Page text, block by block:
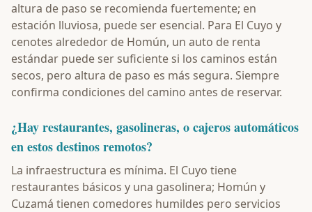
altura de paso se recomienda fuertemente; en
estación lluviosa, puede ser esencial. Para El Cuyo y
cenotes alrededor de Homún, un auto de renta
estándar puede ser suficiente si los caminos están
secos, pero altura de paso es más segura. Siempre
confirma condiciones del camino antes de reservar.
¿Hay restaurantes, gasolineras, o cajeros automáticos
en estos destinos remotos?
La infraestructura es mínima. El Cuyo tiene
restaurantes básicos y una gasolinera; Homún y
Cuzamá tienen comedores humildes pero servicios